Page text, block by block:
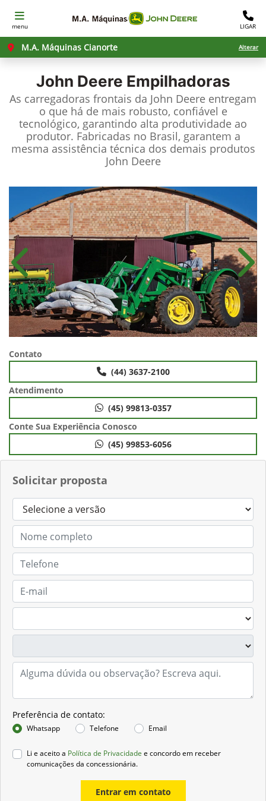
menu LIGAR
M.A. Máquinas Cianorte Alterar
John Deere Empilhadoras
As carregadoras frontais da John Deere entregam
o que há de mais robusto, confiável e
tecnológico, garantindo alta produtividade ao
produtor. Fabricadas no Brasil, garantem a
mesma assistência técnica dos demais produtos
John Deere
Solicitar proposta
Preferência de contato:
Whatsapp Telefone Email
Li e aceito a Política de Privacidade e concordo em receber
comunicações da concessionária.
Entrar em contato
Anterior
Contato
(44) 3637-2100
Atendimento
(45) 99813-0357
Conte Sua Experiência Conosco
(45) 99853-6056